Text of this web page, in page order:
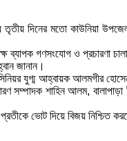
তৃতীয় দিনের মতো কাউনিয়া
ব্যাপক গণসংযোগ ও প্রচারণা
জানান।
সিনিয়র যুগ্ম আহ্বায়ক আলমগীর
সম্পাদক শাহিন আলম,
প্রতীকে ভোট দিয়ে বিজয়